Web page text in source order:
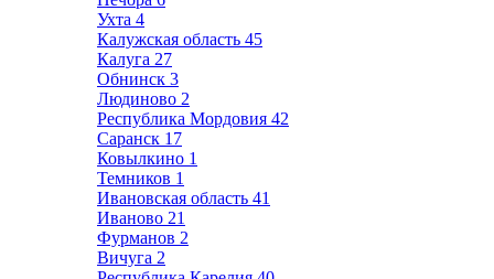
Ухта 4
Калужская область 45
Калуга 27
Обнинск 3
Людиново 2
Республика Мордовия 42
Саранск 17
Ковылкино 1
Темников 1
Ивановская область 41
Иваново 21
Фурманов 2
Вичуга 2